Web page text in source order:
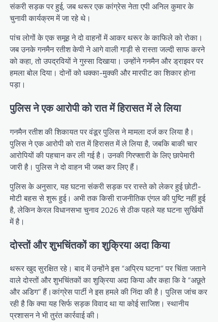
संकरी सड़क पर हुई, जब थरूर एक कांग्रेस नेता एपी अनिल कुमार के
चुनावी कार्यक्रम में जा रहे थे।
पांच लोगों के एक समूह ने दो वाहनों में आकर थरूर के काफिले को रोका।
जब उनके गनमैन रतीश केपी ने आगे वाली गाड़ी से रास्ता जल्दी साफ करने
को कहा, तो उपद्रवियों ने गुस्सा दिखाया। उन्होंने गनमैन और ड्राइवर पर
हमला बोल दिया। दोनों को धक्का-मुक्की और मारपीट का शिकार होना
पड़ा।
पुलिस ने एक आरोपी को रात में हिरासत में ले लिया
गनमैन रतीश की शिकायत पर वंडूर पुलिस ने मामला दर्ज कर लिया है।
पुलिस ने एक आरोपी को रात में हिरासत में ले लिया है, जबकि बाकी चार
आरोपियों की पहचान कर ली गई है। उनकी गिरफ्तारी के लिए छापेमारी
जारी है। पुलिस ने दो वाहन भी जब्त कर लिए हैं।
पुलिस के अनुसार, यह घटना संकरी सड़क पर रास्ते को लेकर हुई छोटी-
मोटी बहस से शुरू हुई। अभी तक किसी राजनीतिक एंगल की पुष्टि नहीं हुई
है, लेकिन केरल विधानसभा चुनाव 2026 से ठीक पहले यह घटना सुर्खियों
में है।
दोस्तों और शुभचिंतकों का शुक्रिया अदा किया
थरूर खुद सुरक्षित रहे। बाद में उन्होंने इस “अप्रिय घटना” पर चिंता जताने
वाले दोस्तों और शुभचिंतकों का शुक्रिया अदा किया और कहा कि वे “अछूते
और अडिग” हैं।कांग्रेस पार्टी ने इस हमले की निंदा की है। पुलिस जांच कर
रही है कि क्या यह सिर्फ सड़क विवाद था या कोई साजिश। स्थानीय
प्रशासन ने भी तुरंत कार्रवाई की।